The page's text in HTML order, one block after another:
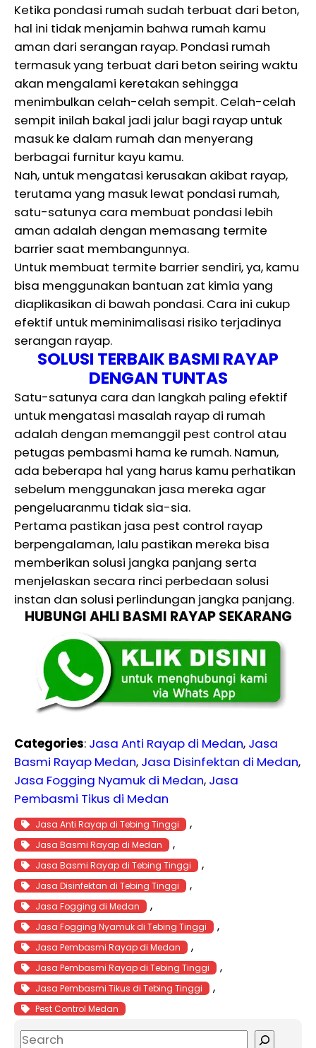
Ketika pondasi rumah sudah terbuat dari beton,
hal ini tidak menjamin bahwa rumah kamu
aman dari serangan rayap. Pondasi rumah
termasuk yang terbuat dari beton seiring waktu
akan mengalami keretakan sehingga
menimbulkan celah-celah sempit. Celah-celah
sempit inilah bakal jadi jalur bagi rayap untuk
masuk ke dalam rumah dan menyerang
berbagai furnitur kayu kamu.
Nah, untuk mengatasi kerusakan akibat rayap,
terutama yang masuk lewat pondasi rumah,
satu-satunya cara membuat pondasi lebih
aman adalah dengan memasang termite
barrier saat membangunnya.
Untuk membuat termite barrier sendiri, ya, kamu
bisa menggunakan bantuan zat kimia yang
diaplikasikan di bawah pondasi. Cara ini cukup
efektif untuk meminimalisasi risiko terjadinya
serangan rayap.
SOLUSI TERBAIK BASMI RAYAP
DENGAN TUNTAS
Satu-satunya cara dan langkah paling efektif
untuk mengatasi masalah rayap di rumah
adalah dengan memanggil pest control atau
petugas pembasmi hama ke rumah. Namun,
ada beberapa hal yang harus kamu perhatikan
sebelum menggunakan jasa mereka agar
pengeluaranmu tidak sia-sia.
Pertama pastikan jasa pest control rayap
berpengalaman, lalu pastikan mereka bisa
memberikan solusi jangka panjang serta
menjelaskan secara rinci perbedaan solusi
instan dan solusi perlindungan jangka panjang.
HUBUNGI AHLI BASMI RAYAP SEKARANG
Categories: Jasa Anti Rayap di Medan, Jasa
Basmi Rayap Medan, Jasa Disinfektan di Medan
Jasa Fogging Nyamuk di Medan, Jasa
Pembasmi Tikus di Medan
Jasa Anti Rayap di Tebing Tinggi ,
Jasa Basmi Rayap di Medan ,
Jasa Basmi Rayap di Tebing Tinggi ,
Jasa Disinfektan di Tebing Tinggi ,
Jasa Fogging di Medan ,
Jasa Fogging Nyamuk di Tebing Tinggi ,
Jasa Pembasmi Rayap di Medan ,
Jasa Pembasmi Rayap di Tebing Tinggi ,
Jasa Pembasmi Tikus di Tebing Tinggi ,
Pest Control Medan